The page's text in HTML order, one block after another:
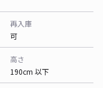
再入庫
可
高さ
190cm 以下